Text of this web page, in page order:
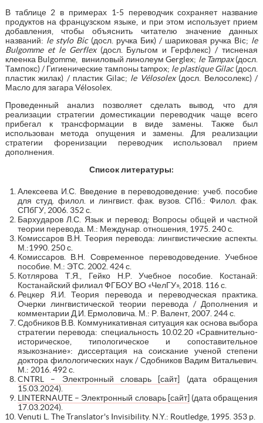
В таблице 2 в примерах 1-5 переводчик сохраняет название
продуктов на французском языке, и при этом использует прием
добавления, чтобы объяснить читателю значение данных
названий: le stylo Bic(досл. ручка Бик) / шариковая ручка Bic; le
Bulgomme et le Gerflex(досл. Бульгом и Герфлекс) / тисненая
клеенка Bulgomme, виниловый линолеум Gerglex; le Tampax(досл.
Тампокс) / Гигиенические тампоны tampox; le plastique Gilac(досл.
пластик жилак) / пластик Gilac; le Vélosolex(досл. Велосолекс) /
Масло для загара Vélosolex.
Проведенный анализ позволяет сделать вывод, что для
реализации стратегии доместикации переводчик чаще всего
прибегал к трансформации в виде замены. Также был
использован метода опущения и замены. Для реализации
стратегии форенизации переводчик использовал прием
дополнения.
Список литературы:
Алексеева И.С. Введение в переводоведение: учеб. пособие
для студ. филол. и лингвист. фак. вузов. СПб.: Филол. фак.
СПбГУ, 2006. 352 с.
Бархударов Л.С. Язык и перевод: Вопросы общей и частной
теории перевода. М.: Междунар. отношения, 1975. 240 с.
Комиссаров В.Н. Теория перевода: лингвистические аспекты.
М.:1990. 250 с.
Комиссаров. В.Н. Современное переводоведение. Учебное
пособие. M.: ЭТС. 2002. 424 с.
Котлярова Т.Я., Гейко Н.Р. Учебное пособие. Костанай:
Костанайский филиал ФГБОУ ВО «ЧелГУ», 2018. 116 с.
Рецкер Я.И. Теория перевода и переводческая практика.
Очерки лингвистической теории перевода / Дополнения и
комментарии Д.И. Ермоловича. М.: Р. Валент, 2007. 244 с.
Сдобников В.В. Коммуникативная ситуация как основа выбора
стратегии перевода: специальность 10.02.20 «Сравнительно-
историческое, типологическое и сопоставительное
языкознание»: диссертация на соискание ученой степени
доктора филологических наук / Сдобников Вадим Витальевич.
М.: 2016. 492 с.
CNTRL – Электронный словарь [сайт] (дата обращения
15.03.2024).
LINTERNAUTE – Электронный словарь [сайт] (дата обращения
17.03.2024).
Venuti L. The Translator's Invisibility. N.Y.: Routledge, 1995. 353 p.